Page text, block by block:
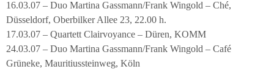
16.03.07 – Duo Martina Gassmann/Frank Wingold – Ché,
Düsseldorf, Oberbilker Allee 23, 22.00 h.
17.03.07 – Quartett Clairvoyance – Düren, KOMM
24.03.07 – Duo Martina Gassmann/Frank Wingold – Café
Grüneke, Mauritiussteinweg, Köln